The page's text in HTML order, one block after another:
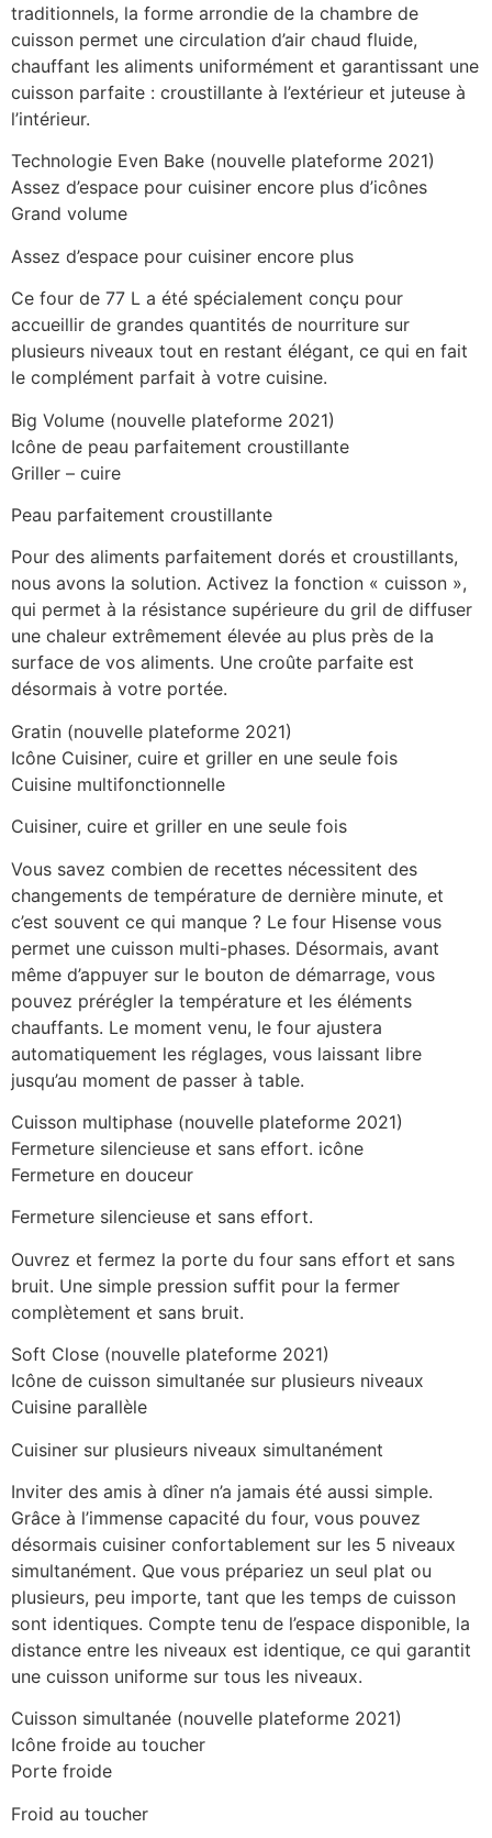
traditionnels, la forme arrondie de la chambre de
cuisson permet une circulation d’air chaud fluide,
chauffant les aliments uniformément et garantissant une
cuisson parfaite : croustillante à l’extérieur et juteuse à
l’intérieur.
Technologie Even Bake (nouvelle plateforme 2021)
Assez d’espace pour cuisiner encore plus d’icônes
Grand volume
Assez d’espace pour cuisiner encore plus
Ce four de 77 L a été spécialement conçu pour
accueillir de grandes quantités de nourriture sur
plusieurs niveaux tout en restant élégant, ce qui en fait
le complément parfait à votre cuisine.
Big Volume (nouvelle plateforme 2021)
Icône de peau parfaitement croustillante
Griller – cuire
Peau parfaitement croustillante
Pour des aliments parfaitement dorés et croustillants,
nous avons la solution. Activez la fonction « cuisson »,
qui permet à la résistance supérieure du gril de diffuser
une chaleur extrêmement élevée au plus près de la
surface de vos aliments. Une croûte parfaite est
désormais à votre portée.
Gratin (nouvelle plateforme 2021)
Icône Cuisiner, cuire et griller en une seule fois
Cuisine multifonctionnelle
Cuisiner, cuire et griller en une seule fois
Vous savez combien de recettes nécessitent des
changements de température de dernière minute, et
c’est souvent ce qui manque ? Le four Hisense vous
permet une cuisson multi-phases. Désormais, avant
même d’appuyer sur le bouton de démarrage, vous
pouvez prérégler la température et les éléments
chauffants. Le moment venu, le four ajustera
automatiquement les réglages, vous laissant libre
jusqu’au moment de passer à table.
Cuisson multiphase (nouvelle plateforme 2021)
Fermeture silencieuse et sans effort. icône
Fermeture en douceur
Fermeture silencieuse et sans effort.
Ouvrez et fermez la porte du four sans effort et sans
bruit. Une simple pression suffit pour la fermer
complètement et sans bruit.
Soft Close (nouvelle plateforme 2021)
Icône de cuisson simultanée sur plusieurs niveaux
Cuisine parallèle
Cuisiner sur plusieurs niveaux simultanément
Inviter des amis à dîner n’a jamais été aussi simple.
Grâce à l’immense capacité du four, vous pouvez
désormais cuisiner confortablement sur les 5 niveaux
simultanément. Que vous prépariez un seul plat ou
plusieurs, peu importe, tant que les temps de cuisson
sont identiques. Compte tenu de l’espace disponible, la
distance entre les niveaux est identique, ce qui garantit
une cuisson uniforme sur tous les niveaux.
Cuisson simultanée (nouvelle plateforme 2021)
Icône froide au toucher
Porte froide
Froid au toucher